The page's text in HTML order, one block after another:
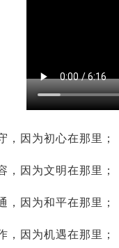
，因为初心在那里；
，因为文明在那里；
，因为和平在那里；
，因为机遇在那里；